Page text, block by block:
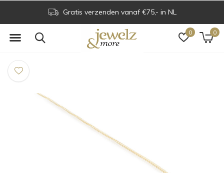
0 0
Gratis verzenden vanaf €75,- in NL